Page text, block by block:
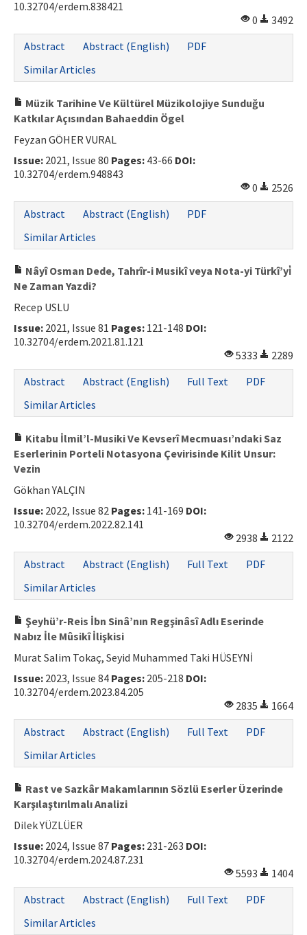
10.32704/erdem.838421
0
3492
Abstract
Abstract (English)
PDF
Similar Articles
Müzik Tarihine Ve Kültürel Müzikolojiye Sunduğu
Katkılar Açısından Bahaeddin Ögel
Feyzan GÖHER VURAL
Issue: 2021, Issue 80 Pages: 43-66 DOI:
10.32704/erdem.948843
0
2526
Abstract
Abstract (English)
PDF
Similar Articles
Nâyî Osman Dede, Tahrîr-i Musikî veya Nota-yi Türkî’yi̇
Ne Zaman Yazdi?
Recep USLU
Issue: 2021, Issue 81 Pages: 121-148 DOI:
10.32704/erdem.2021.81.121
5333
2289
Abstract
Abstract (English) Full Text
PDF
Similar Articles
Kitabu İlmil’l-Musiki Ve Kevserî Mecmuası’ndaki Saz
Eserlerinin Porteli Notasyona Çevirisinde Kilit Unsur:
Vezin
Gökhan YALÇIN
Issue: 2022, Issue 82 Pages: 141-169 DOI:
10.32704/erdem.2022.82.141
2938
2122
Abstract
Abstract (English) Full Text
PDF
Similar Articles
Şeyhü’r-Reis İbn Sinâ’nın Regşinâsî Adlı Eserinde
Nabız İle Mûsikî İlişkisi
Murat Salim Tokaç, Seyid Muhammed Taki HÜSEYNİ
Issue: 2023, Issue 84 Pages: 205-218 DOI:
10.32704/erdem.2023.84.205
2835
1664
Abstract
Abstract (English) Full Text
PDF
Similar Articles
Rast ve Sazkâr Makamlarının Sözlü Eserler Üzerinde
Karşılaştırılmalı Analizi
Dilek YÜZLÜER
Issue: 2024, Issue 87 Pages: 231-263 DOI:
10.32704/erdem.2024.87.231
5593
1404
Abstract
Abstract (English) Full Text
PDF
Similar Articles